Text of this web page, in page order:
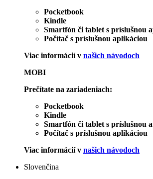
Pocketbook
Kindle
Smartfón či tablet s príslušnou
Počítač s príslušnou aplikáciou
Viac informácií v našich návodoch
MOBI
Prečítate na zariadeniach:
Pocketbook
Kindle
Smartfón či tablet s príslušnou
Počítač s príslušnou aplikáciou
Viac informácií v našich návodoch
Slovenčina